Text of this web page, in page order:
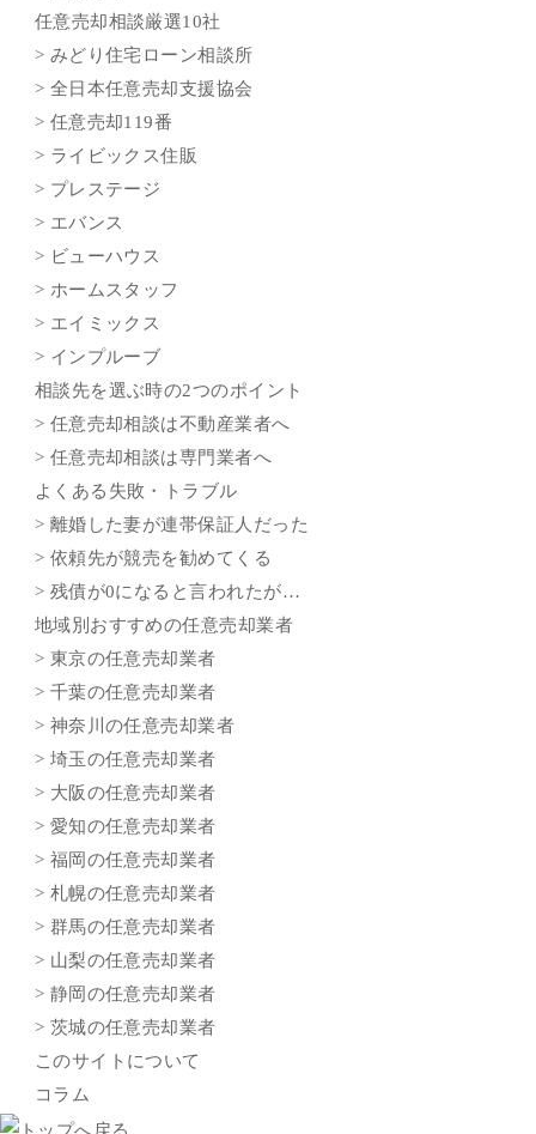
任意売却相談厳選10社
> みどり住宅ローン相談所
> 全日本任意売却支援協会
> 任意売却119番
> ライビックス住販
> プレステージ
> エバンス
> ビューハウス
> ホームスタッフ
> エイミックス
> インプルーブ
相談先を選ぶ時の2つのポイント
> 任意売却相談は不動産業者へ
> 任意売却相談は専門業者へ
よくある失敗・トラブル
> 離婚した妻が連帯保証人だった
> 依頼先が競売を勧めてくる
> 残債が0になると言われたが…
地域別おすすめの任意売却業者
> 東京の任意売却業者
> 千葉の任意売却業者
> 神奈川の任意売却業者
> 埼玉の任意売却業者
> 大阪の任意売却業者
> 愛知の任意売却業者
> 福岡の任意売却業者
> 札幌の任意売却業者
> 群馬の任意売却業者
> 山梨の任意売却業者
> 静岡の任意売却業者
> 茨城の任意売却業者
このサイトについて
コラム